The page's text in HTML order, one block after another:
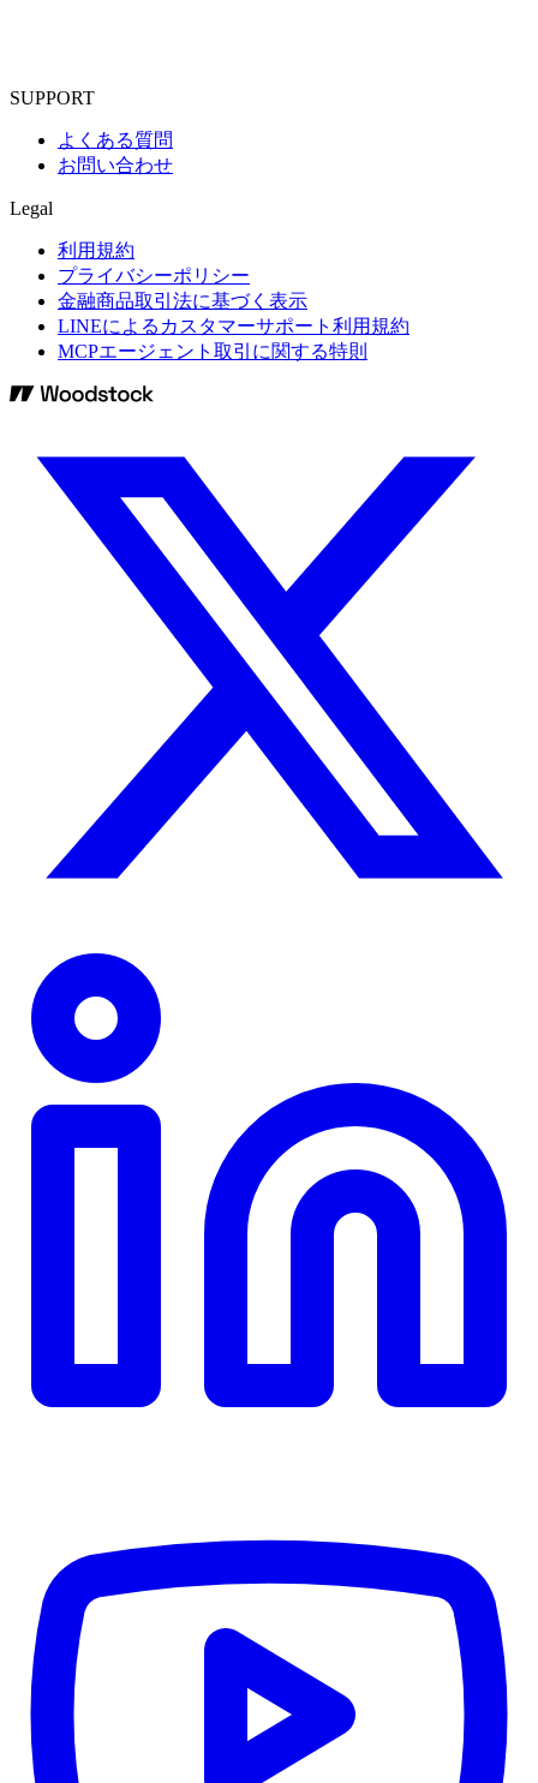
SUPPORT
よくある質問
お問い合わせ
Legal
利用規約
プライバシーポリシー
金融商品取引法に基づく表示
LINEによるカスタマーサポート利用規約
MCPエージェント取引に関する特則